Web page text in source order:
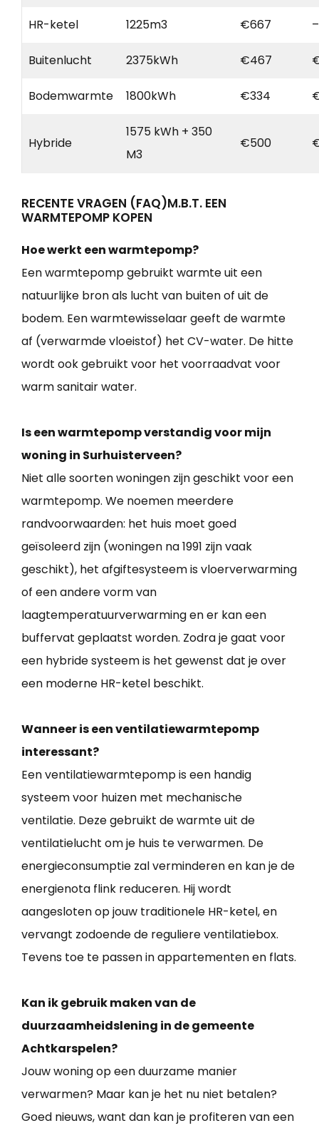
HR-ketel 1225m3 €667 –
Buitenlucht 2375kWh €467
Bodemwarmte 1800kWh €334
Hybride
1575 kWh + 350
M3
€500
RECENTE VRAGEN (FAQ)M.B.T. EEN
WARMTEPOMP KOPEN
Hoe werkt een warmtepomp?
Een warmtepomp gebruikt warmte uit een
natuurlijke bron als lucht van buiten of uit de
bodem. Een warmtewisselaar geeft de warmte
af (verwarmde vloeistof) het CV-water. De hitte
wordt ook gebruikt voor het voorraadvat voor
warm sanitair water.
Is een warmtepomp verstandig voor mijn
woning in Surhuisterveen?
Niet alle soorten woningen zijn geschikt voor een
warmtepomp. We noemen meerdere
randvoorwaarden: het huis moet goed
geïsoleerd zijn (woningen na 1991 zijn vaak
geschikt), het afgiftesysteem is vloerverwarming
of een andere vorm van
laagtemperatuurverwarming en er kan een
buffervat geplaatst worden. Zodra je gaat voor
een hybride systeem is het gewenst dat je over
een moderne HR-ketel beschikt.
Wanneer is een ventilatiewarmtepomp
interessant?
Een ventilatiewarmtepomp is een handig
systeem voor huizen met mechanische
ventilatie. Deze gebruikt de warmte uit de
ventilatielucht om je huis te verwarmen. De
energieconsumptie zal verminderen en kan je de
energienota flink reduceren. Hij wordt
aangesloten op jouw traditionele HR-ketel, en
vervangt zodoende de reguliere ventilatiebox.
Tevens toe te passen in appartementen en flats.
Kan ik gebruik maken van de
duurzaamheidslening in de gemeente
Achtkarspelen?
Jouw woning op een duurzame manier
verwarmen? Maar kan je het nu niet betalen?
Goed nieuws, want dan kan je profiteren van een